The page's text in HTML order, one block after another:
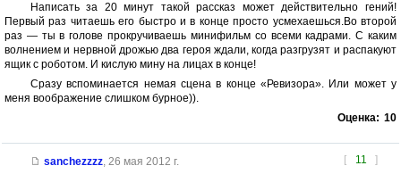
Написать за 20 минут такой рассказ может действительно гений!
Первый раз читаешь его быстро и в конце просто усмехаешься.Во второй
раз — ты в голове прокручиваешь минифильм со всеми кадрами. С каким
волнением и нервной дрожью два героя ждали, когда разгрузят и распакуют
ящик с роботом. И кислую мину на лицах в конце!
Сразу вспоминается немая сцена в конце «Ревизора». Или может у
меня воображение слишком бурное)).
Оценка: 10
[ 11 ]
sanchezzzz, 26 мая 2012 г.